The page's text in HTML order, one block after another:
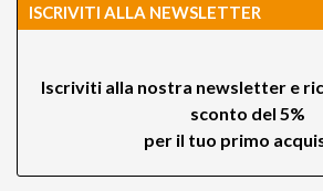
ISCRIVITI ALLA NEWSLETTER
Iscriviti alla nostra newsletter e
sconto del 5%
per il tuo primo